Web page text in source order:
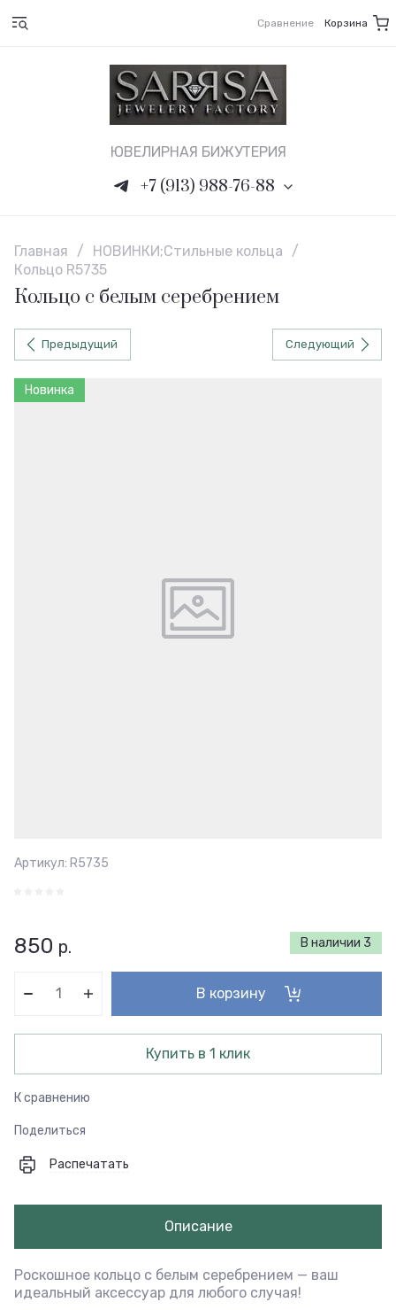
Сравнение Корзина
ЮВЕЛИРНАЯ БИЖУТЕРИЯ
+7 (913) 988-76-88
Главная / НОВИНКИ;Стильные кольца
/
Кольцо R5735
Кольцо с белым серебрением
Предыдущий Следующий
Новинка
Артикул: R5735
В наличии 3
850 р.
В корзину
Купить в 1 клик
К сравнению
Поделиться
Распечатать
Описание
Роскошное кольцо с белым серебрением — ваш
идеальный аксессуар для любого случая!